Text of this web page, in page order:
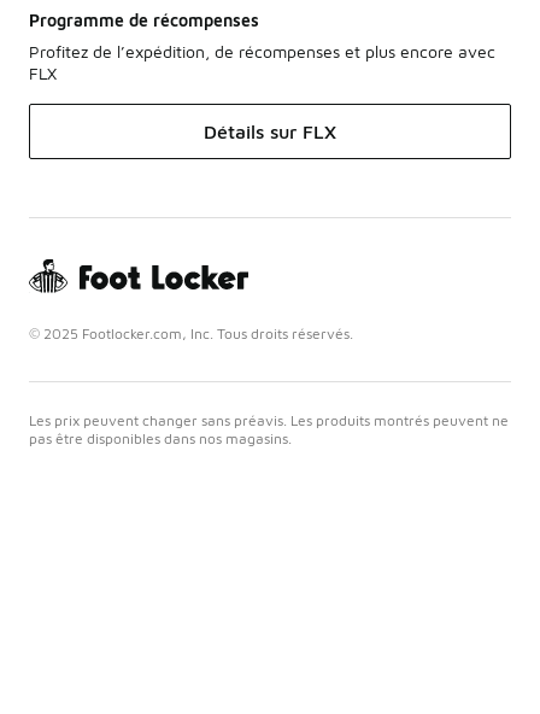
Programme de récompenses
Profitez de l’expédition, de récompenses et plus encore avec
FLX
Détails sur FLX
© 2025 Footlocker.com, Inc. Tous droits réservés.
Les prix peuvent changer sans préavis. Les produits montrés peuvent ne
pas être disponibles dans nos magasins.